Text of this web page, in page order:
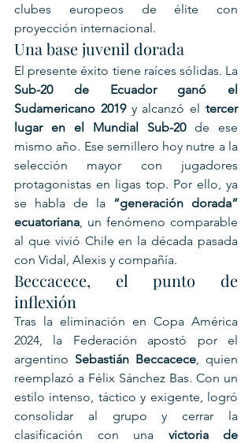
clubes europeos de élite con
proyección internacional.
Una base juvenil dorada
Sub-20 de Ecuador ganó el
Sudamericano 2019 y alcanzó el tercer
lugar en el Mundial Sub-20 de ese
mismo año. Ese semillero hoy nutre a la
selección mayor con jugadores
protagonistas en ligas top. Por ello, ya
se habla de la “generación dorada”
ecuatoriana, un fenómeno comparable
al que vivió Chile en la década pasada
con Vidal, Alexis y compañía.
Beccacece, el punto de
inflexión
Tras la eliminación en Copa América
2024, la Federación apostó por el
argentino Sebastián Beccacece, quien
reemplazó a Félix Sánchez Bas. Con un
estilo intenso, táctico y exigente, logró
consolidar al grupo y cerrar la
clasificación con una victoria de